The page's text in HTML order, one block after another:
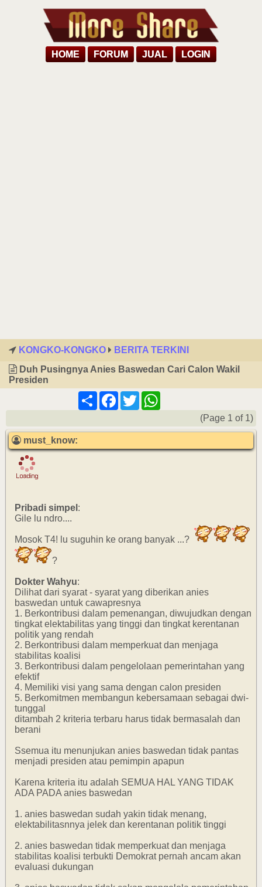
HOME FORUM JUAL LOGIN
KONGKO-KONGKO
BERITA TERKINI
Duh Pusingnya Anies Baswedan Cari Calon Wakil
Presiden
ShareFacebook
TwitterWhatsApp
(Page 1 of 1)
must_know:
Pribadi simpel :
Gile lu ndro....
Mosok T4! lu suguhin ke orang banyak ...?
?
Dokter Wahyu:
Dilihat dari syarat - syarat yang diberikan anies
baswedan untuk cawapresnya
1. Berkontribusi dalam pemenangan, diwujudkan dengan
tingkat elektabilitas yang tinggi dan tingkat kerentanan
politik yang rendah
2. Berkontribusi dalam memperkuat dan menjaga
stabilitas koalisi
3. Berkontribusi dalam pengelolaan pemerintahan yang
efektif
4. Memiliki visi yang sama dengan calon presiden
5. Berkomitmen membangun kebersamaan sebagai dwi-
tunggal
ditambah 2 kriteria terbaru harus tidak bermasalah dan
berani
Ssemua itu menunjukan anies baswedan tidak pantas
menjadi presiden atau pemimpin apapun
Karena kriteria itu adalah SEMUA HAL YANG TIDAK
ADA PADA anies baswedan
1. anies baswedan sudah yakin tidak menang,
elektabilitasnnya jelek dan kerentanan politik tinggi
2. anies baswedan tidak memperkuat dan menjaga
stabilitas koalisi terbukti Demokrat pernah ancam akan
evaluasi dukungan